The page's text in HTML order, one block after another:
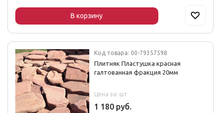
В корзину
Код товара: 00-79357598
Плитняк Пластушка красная
галтованная фракция 20мм
Цена за: шт
1 180 руб.